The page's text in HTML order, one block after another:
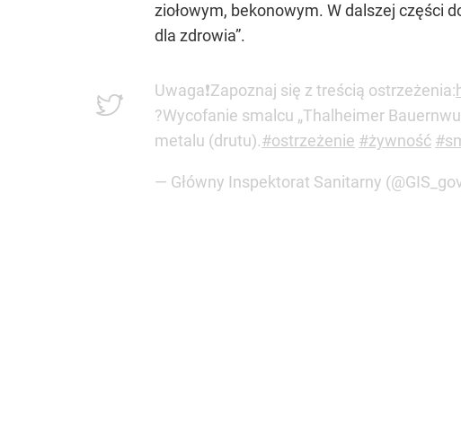
ziołowym, bekonowym. W dalszej części
dla zdrowia”.
Uwaga❗Zapoznaj się z treścią ostrzeżenia:
?Wycofanie smalcu „Thalheimer
metalu (drutu).#ostrzeżenie #żywność
— Główny Inspektorat Sanitarny